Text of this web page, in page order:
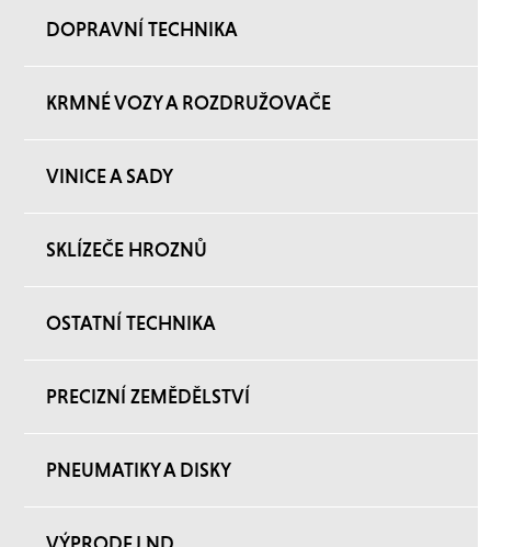
DOPRAVNÍ TECHNIKA
KRMNÉ VOZY A ROZDRUŽOVAČE
VINICE A SADY
SKLÍZEČE HROZNŮ
OSTATNÍ TECHNIKA
PRECIZNÍ ZEMĚDĚLSTVÍ
PNEUMATIKY A DISKY